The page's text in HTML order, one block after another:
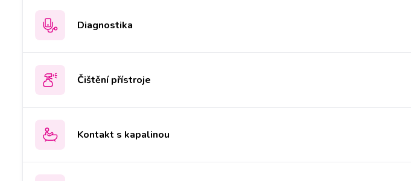
Diagnostika
Čištění přístroje
Kontakt s kapalinou